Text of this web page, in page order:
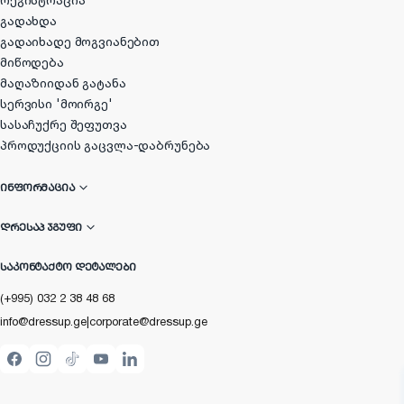
გადახდა
გადაიხადე მოგვიანებით
მიწოდება
მაღაზიიდან გატანა
სერვისი 'მოირგე'
სასაჩუქრე შეფუთვა
პროდუქციის გაცვლა-დაბრუნება
ᲘᲜᲤᲝᲠᲛᲐᲪᲘᲐ
ᲓᲠᲔᲡᲐᲞ ᲯᲒᲣᲤᲘ
ᲡᲐᲙᲝᲜᲢᲐᲥᲢᲝ ᲓᲔᲢᲐᲚᲔᲑᲘ
(+995) 032 2 38 48 68
info@dressup.ge|corporate@dressup.ge